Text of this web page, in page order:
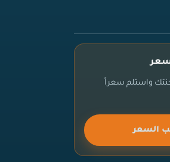
واستلم سعراً
السعر